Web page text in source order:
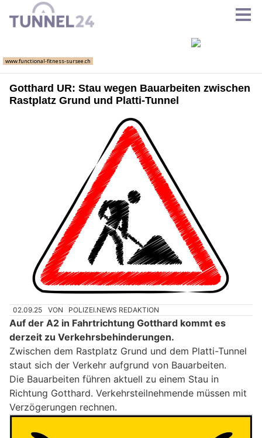
Gotthard UR: Stau wegen Bauarbeiten zwischen
Rastplatz Grund und Platti-Tunnel
02.09.25 VON POLIZEI.NEWS REDAKTION
Auf der A2 in Fahrtrichtung Gotthard kommt es
derzeit zu Verkehrsbehinderungen.
Zwischen dem Rastplatz Grund und dem Platti-Tunnel
staut sich der Verkehr aufgrund von Bauarbeiten.
Die Bauarbeiten führen aktuell zu einem Stau in
Richtung Gotthard. Verkehrsteilnehmende müssen mit
Verzögerungen rechnen.